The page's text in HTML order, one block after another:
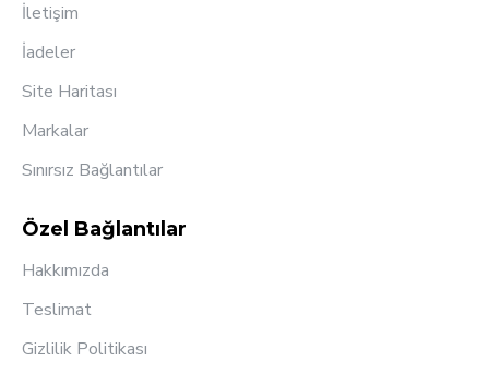
İletişim
İadeler
Site Haritası
Markalar
Sınırsız Bağlantılar
Özel Bağlantılar
Hakkımızda
Teslimat
Gizlilik Politikası